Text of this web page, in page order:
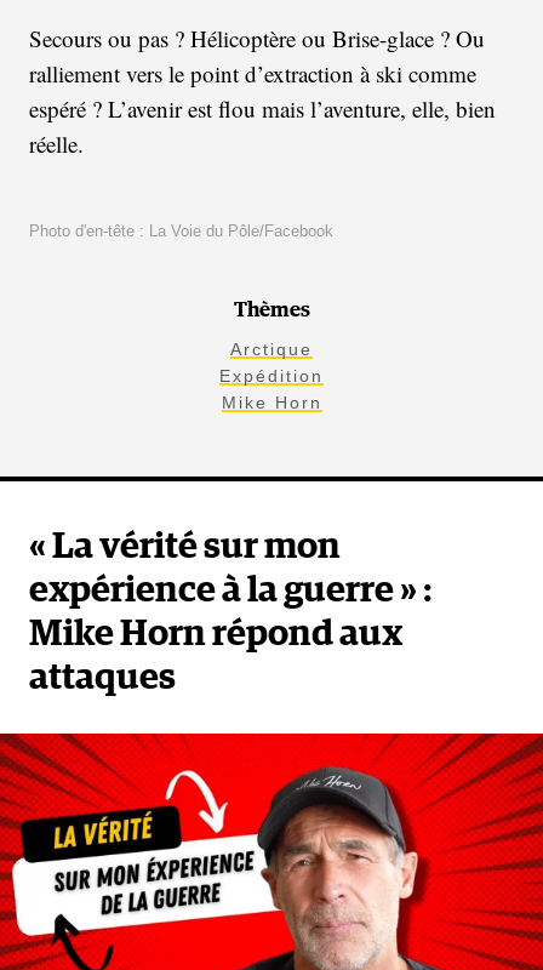
Secours ou pas ? Hélicoptère ou Brise-glace ? Ou
ralliement vers le point d’extraction à ski comme
espéré ? L’avenir est flou mais l’aventure, elle, bien
réelle.
Photo d'en-tête : La Voie du Pôle/Facebook
Thèmes
Arctique
Expédition
Mike Horn
« La vérité sur mon
expérience à la guerre » :
Mike Horn répond aux
attaques